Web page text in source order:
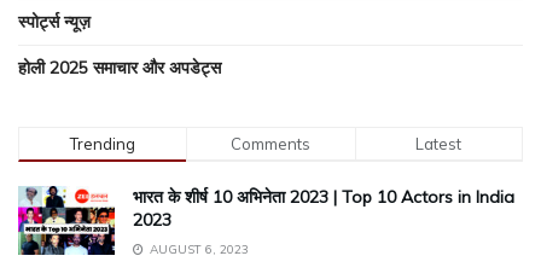
स्पोर्ट्स न्यूज़
होली 2025 समाचार और अपडेट्स
Trending Comments Latest
भारत के शीर्ष 10 अभिनेता 2023 | Top 10 Actors in India
2023
AUGUST 6, 2023